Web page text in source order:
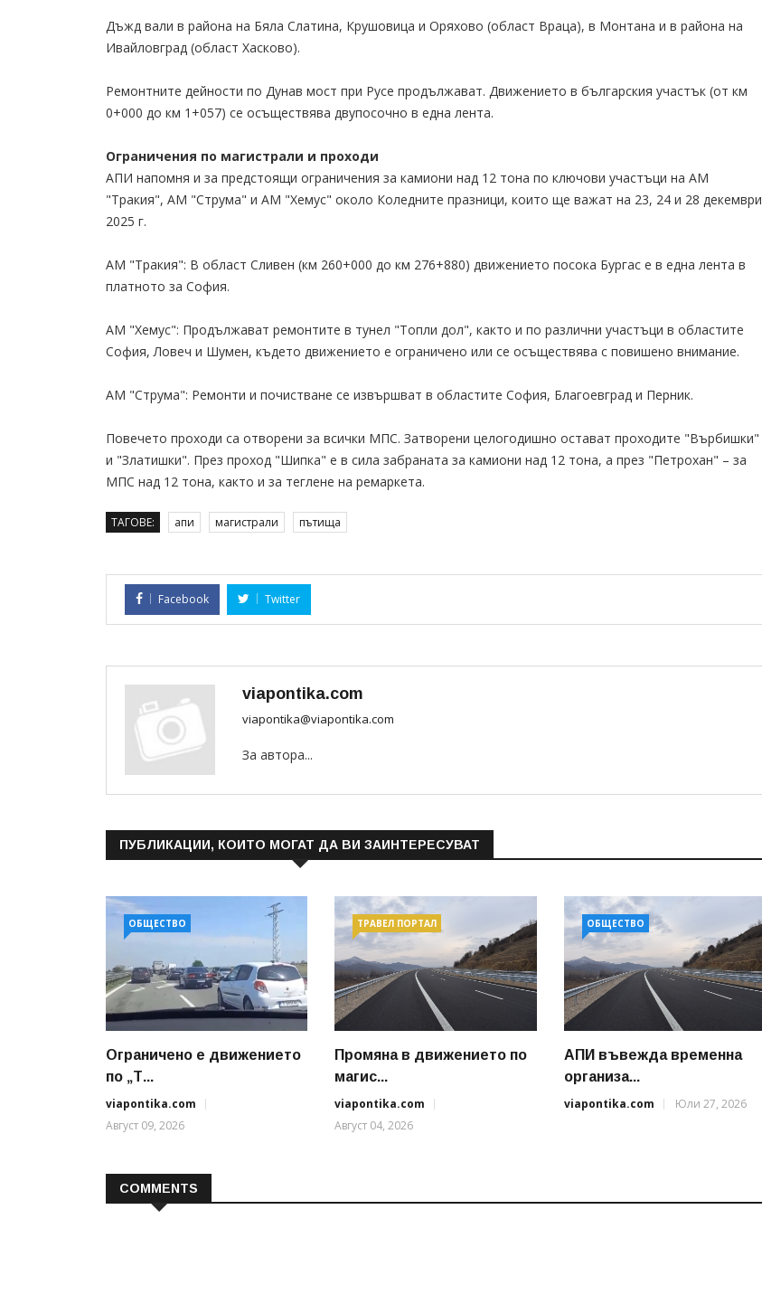
Дъжд вали в района на Бяла Слатина, Крушовица и Оряхово (област Враца), в Монтана и в района на
Ивайловград (област Хасково).
Ремонтните дейности по Дунав мост при Русе продължават. Движението в българския участък (от км
0+000 до км 1+057) се осъществява двупосочно в една лента.
Ограничения по магистрали и проходи
АПИ напомня и за предстоящи ограничения за камиони над 12 тона по ключови участъци на АМ
"Тракия", АМ "Струма" и АМ "Хемус" около Коледните празници, които ще важат на 23, 24 и 28 декември
2025 г.
АМ "Тракия": В област Сливен (км 260+000 до км 276+880) движението посока Бургас е в една лента в
платното за София.
АМ "Хемус": Продължават ремонтите в тунел "Топли дол", както и по различни участъци в областите
София, Ловеч и Шумен, където движението е ограничено или се осъществява с повишено внимание.
АМ "Струма": Ремонти и почистване се извършват в областите София, Благоевград и Перник.
Повечето проходи са отворени за всички МПС. Затворени целогодишно остават проходите "Върбишки"
и "Златишки". През проход "Шипка" е в сила забраната за камиони над 12 тона, а през "Петрохан" – за
МПС над 12 тона, както и за теглене на ремаркета.
ТАГОВЕ: апи магистрали пътища
Facebook Twitter
viapontika.com
viapontika@viapontika.com
За автора...
ПУБЛИКАЦИИ, КОИТО МОГАТ ДА ВИ ЗАИНТЕРЕСУВАТ
ОБЩЕСТВО
Ограничено е движението
по „Т...
viapontika.com
Август 09, 2026
ТРАВЕЛ ПОРТАЛ
Промяна в движението по
магис...
viapontika.com
Август 04, 2026
ОБЩЕСТВО
АПИ въвежда временна
организа...
viapontika.com
Юли 27, 2026
COMMENTS